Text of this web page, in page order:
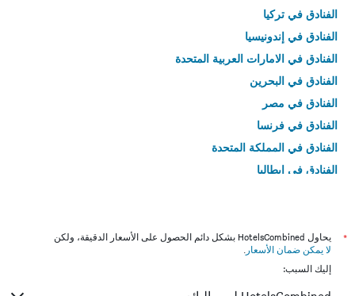
الفنادق في تركيا
الفنادق في إندونيسيا
الفنادق في الامارات العربية المتحدة
الفنادق في البحرين
الفنادق في مصر
الفنادق في فرنسا
الفنادق في المملكة المتحدة
الفنادق في إيطاليا
*
يحاول HotelsCombined بشكل دائم الحصول على الأسعار الدقيقة، ولكن
لا يمكن ضمان الأسعار .
إليك السبب: